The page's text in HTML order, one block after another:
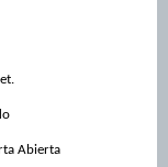
Abierta